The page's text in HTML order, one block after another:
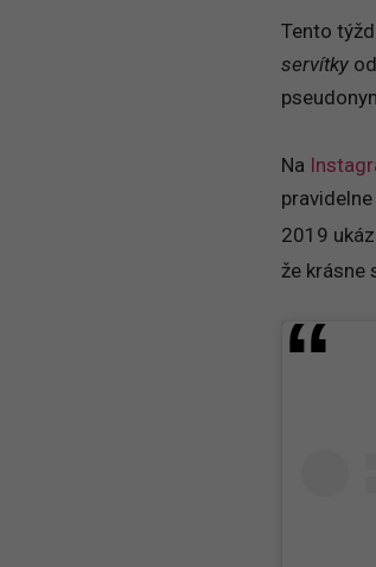
Tento
servítky
Na
pravidelne
2019
že krásne